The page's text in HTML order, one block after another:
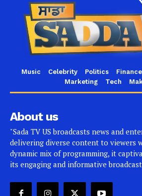
Music Celebrity Politics Finance
Marketing
Tech
About us
"Sada TV US broadcasts news and
delivering diverse content to viewers
dynamic mix of programming, it
its engaging and informative